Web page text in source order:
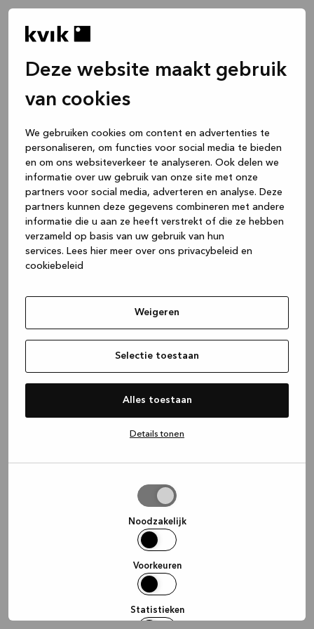
Deze website maakt gebruik
van cookies
We gebruiken cookies om content en advertenties te
personaliseren, om functies voor social media te bieden
en om ons websiteverkeer te analyseren. Ook delen we
informatie over uw gebruik van onze site met onze
partners voor social media, adverteren en analyse. Deze
partners kunnen deze gegevens combineren met andere
informatie die u aan ze heeft verstrekt of die ze hebben
verzameld op basis van uw gebruik van hun
services. Lees hier meer over ons privacybeleid en
cookiebeleid
Weigeren
Selectie toestaan
Alles toestaan
Details tonen
Noodzakelijk
Voorkeuren
Statistieken
(see the browser console for more
information).